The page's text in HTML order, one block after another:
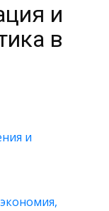
и
в
и